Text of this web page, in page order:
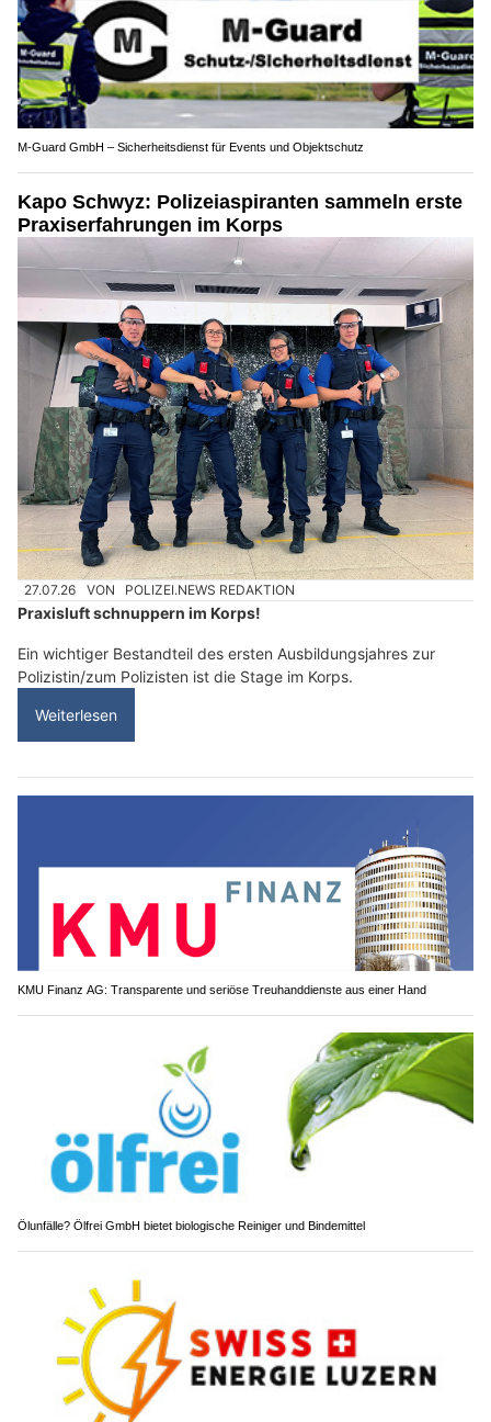
M-Guard GmbH – Sicherheitsdienst für Events und Objektschutz
Kapo Schwyz: Polizeiaspiranten sammeln erste
Praxiserfahrungen im Korps
27.07.26 VON POLIZEI.NEWS REDAKTION
Praxisluft schnuppern im Korps!
Ein wichtiger Bestandteil des ersten Ausbildungsjahres zur
Polizistin/zum Polizisten ist die Stage im Korps.
Weiterlesen
KMU Finanz AG: Transparente und seriöse Treuhanddienste aus einer Hand
Ölunfälle? Ölfrei GmbH bietet biologische Reiniger und Bindemittel